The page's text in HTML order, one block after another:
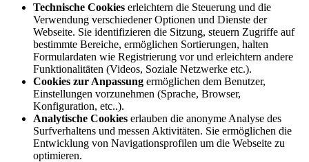
Technische Cookies erleichtern die Steuerung und die
Verwendung verschiedener Optionen und Dienste der
Webseite. Sie identifizieren die Sitzung, steuern Zugriffe auf
bestimmte Bereiche, ermöglichen Sortierungen, halten
Formulardaten wie Registrierung vor und erleichtern andere
Funktionalitäten (Videos, Soziale Netzwerke etc.).
Cookies zur Anpassung ermöglichen dem Benutzer,
Einstellungen vorzunehmen (Sprache, Browser,
Konfiguration, etc..).
Analytische Cookies erlauben die anonyme Analyse des
Surfverhaltens und messen Aktivitäten. Sie ermöglichen die
Entwicklung von Navigationsprofilen um die Webseite zu
optimieren.